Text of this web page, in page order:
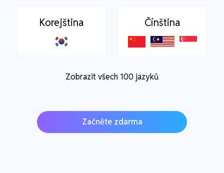
Korejština Čínština
Zobrazit všech 100 jazyků
Začněte zdarma